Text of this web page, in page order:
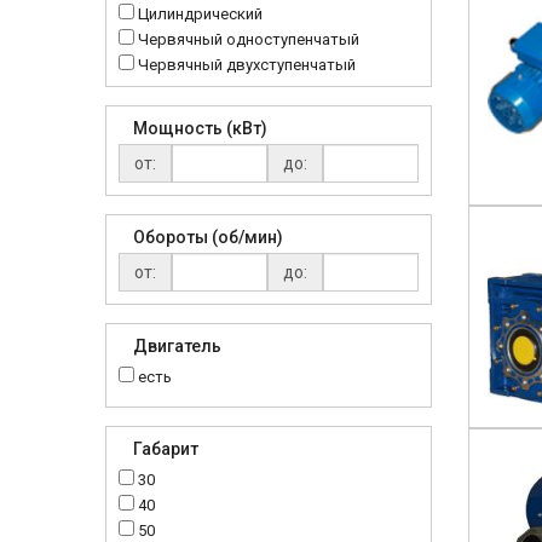
Цилиндрический
Червячный одноступенчатый
Червячный двухступенчатый
Мощность (кВт)
от:
до:
Обороты (об/мин)
от:
до:
Двигатель
есть
Габарит
30
40
50